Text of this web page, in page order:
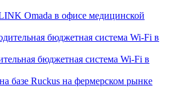
Omada в офисе медицинской
бюджетная система Wi-Fi в